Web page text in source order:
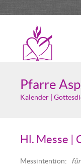
Pfarre
Kalender |
Hl. Messe |
Messintention: